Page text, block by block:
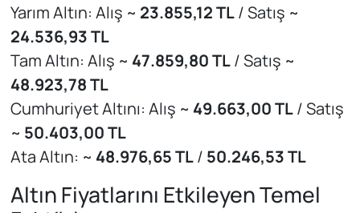
Yarım Altın: Alış ~ 23.855,12 TL/ Satış ~
24.536,93 TL
Tam Altın: Alış ~ 47.859,80 TL/ Satış ~
48.923,78 TL
Cumhuriyet Altını: Alış ~ 49.663,00 TL/ Satış
~ 50.403,00 TL
Ata Altın: ~ 48.976,65 TL/ 50.246,53 TL
Altın Fiyatlarını Etkileyen Temel